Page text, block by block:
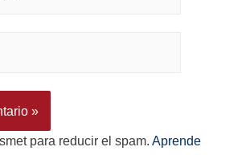
para reducir el spam. Aprende